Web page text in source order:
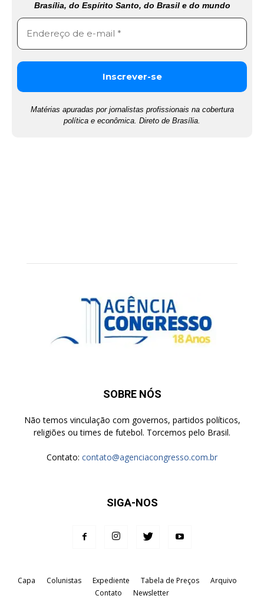
Brasília, do Espírito Santo, do Brasil e do mundo
Matérias apuradas por jornalistas profissionais na cobertura
política e econômica. Direto de Brasília.
SOBRE NÓS
Não temos vinculação com governos, partidos políticos,
religiões ou times de futebol. Torcemos pelo Brasil.
Contato: contato@agenciacongresso.com.br
SIGA-NOS
Capa Colunistas Expediente Tabela de Preços
Arquivo
Contato
Newsletter